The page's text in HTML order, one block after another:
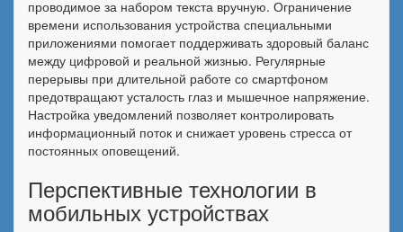
проводимое за набором текста вручную. Ограничение
времени использования устройства специальными
приложениями помогает поддерживать здоровый баланс
между цифровой и реальной жизнью. Регулярные
перерывы при длительной работе со смартфоном
предотвращают усталость глаз и мышечное напряжение.
Настройка уведомлений позволяет контролировать
информационный поток и снижает уровень стресса от
постоянных оповещений.
Перспективные технологии в
мобильных устройствах